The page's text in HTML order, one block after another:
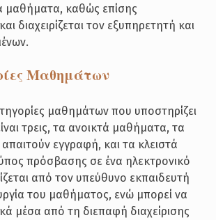
μαθήματα, καθώς επίσης
διαχειρίζεται τον εξυπηρετητή και
Μαθημάτων
μαθημάτων που υποστηρίζει
τρεις, τα ανοικτά μαθήματα, τα
εγγραφή, και τα κλειστά
πρόσβασης σε ένα ηλεκτρονικό
από τον υπεύθυνο εκπαιδευτή
του μαθήματος, ενώ μπορεί να
μέσα από τη διεπαφή διαχείρισης